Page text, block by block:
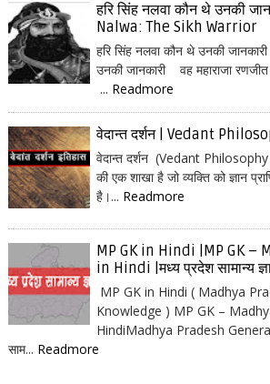
हरि सिंह नलवा कौन थे उनकी
Nalwa: The Sikh Warrior
हरि सिंह नलवा कौन थे उनकी
उनकी जानकारी वह महाराजा
... Readmore
वेदान्त दर्शन | Vedant
वेदान्त दर्शन (Vedant Philosophy
की एक शाखा है जो व्यक्ति को ज्ञान
है।... Readmore
MP GK in Hindi |MP GK –
in Hindi |मध्य प्रदेश सामान्य
MP GK in Hindi ( Madhya
Knowledge ) MP GK –
HindiMadhya Pradesh
साम... Readmore